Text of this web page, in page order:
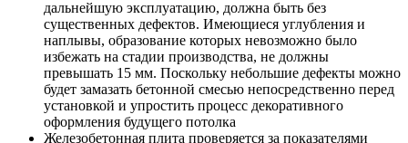
дальнейшую эксплуатацию, должна быть без
существенных дефектов. Имеющиеся углубления и
наплывы, образование которых невозможно было
избежать на стадии производства, не должны
превышать 15 мм. Поскольку небольшие дефекты можно
будет замазать бетонной смесью непосредственно перед
установкой и упростить процесс декоративного
оформления будущего потолка
Железобетонная плита проверяется за показателями